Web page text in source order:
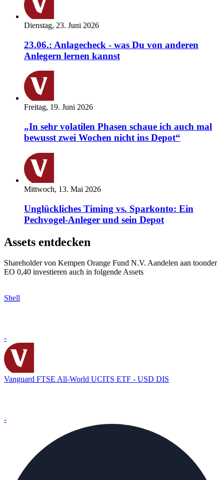
Dienstag, 23. Juni 2026
23.06.: Anlagecheck - was Du von anderen
Anlegern lernen kannst
Freitag, 19. Juni 2026
„In sehr volatilen Phasen schaue ich auch mal
bewusst zwei Wochen nicht ins Depot“
Mittwoch, 13. Mai 2026
Unglückliches Timing vs. Sparkonto: Ein
Pechvogel-Anleger und sein Depot
Assets entdecken
Shareholder von Kempen Orange Fund N.V. Aandelen aan toonder
EO 0,40 investieren auch in folgende Assets
Shell
-
Vanguard FTSE All-World UCITS ETF - USD DIS
-